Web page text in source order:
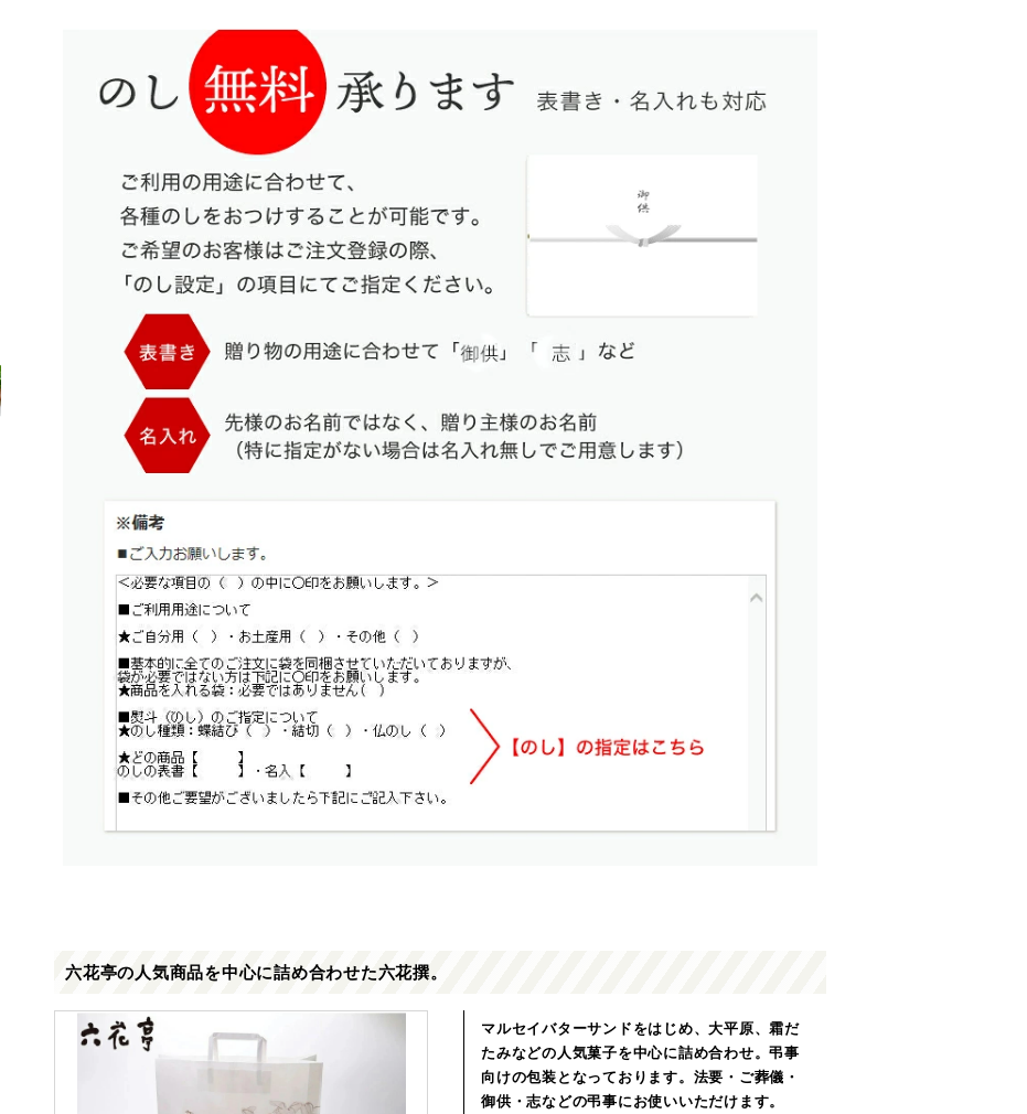
六花亭の人気商品を中心に詰め合わせた六花撰。
マルセイバターサンドをはじめ、大平原、霜だ
たみなどの人気菓子を中心に詰め合わせ。弔事
向けの包装となっております。法要・ご葬儀・
御供・志などの弔事にお使いいただけます。